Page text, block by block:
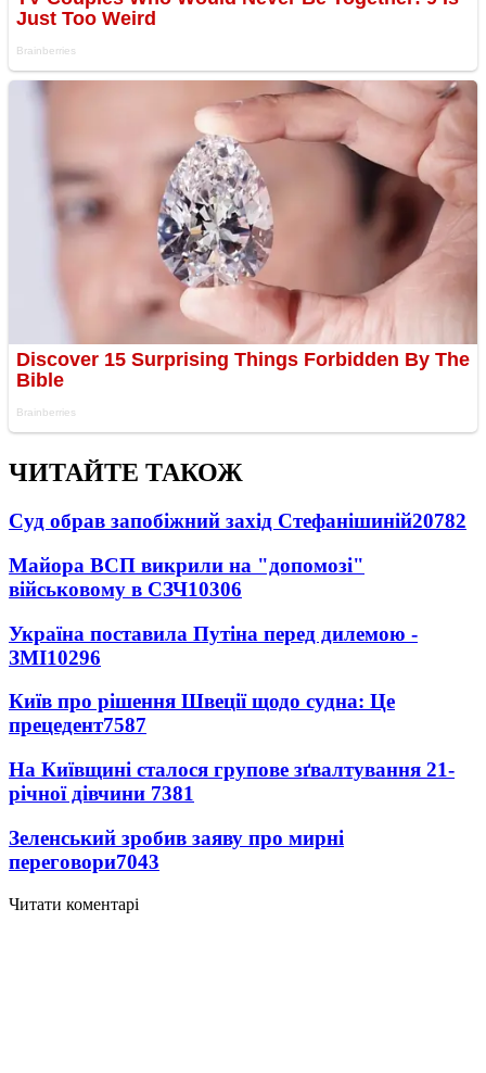
ЧИТАЙТЕ ТАКОЖ
Суд обрав запобіжний захід Стефанішиній20782
Майора ВСП викрили на "допомозі"
військовому в СЗЧ10306
Україна поставила Путіна перед дилемою -
ЗМІ10296
Київ про рішення Швеції щодо судна: Це
прецедент7587
На Київщині сталося групове зґвалтування 21-
річної дівчини 7381
Зеленський зробив заяву про мирні
переговори7043
Читати коментарі